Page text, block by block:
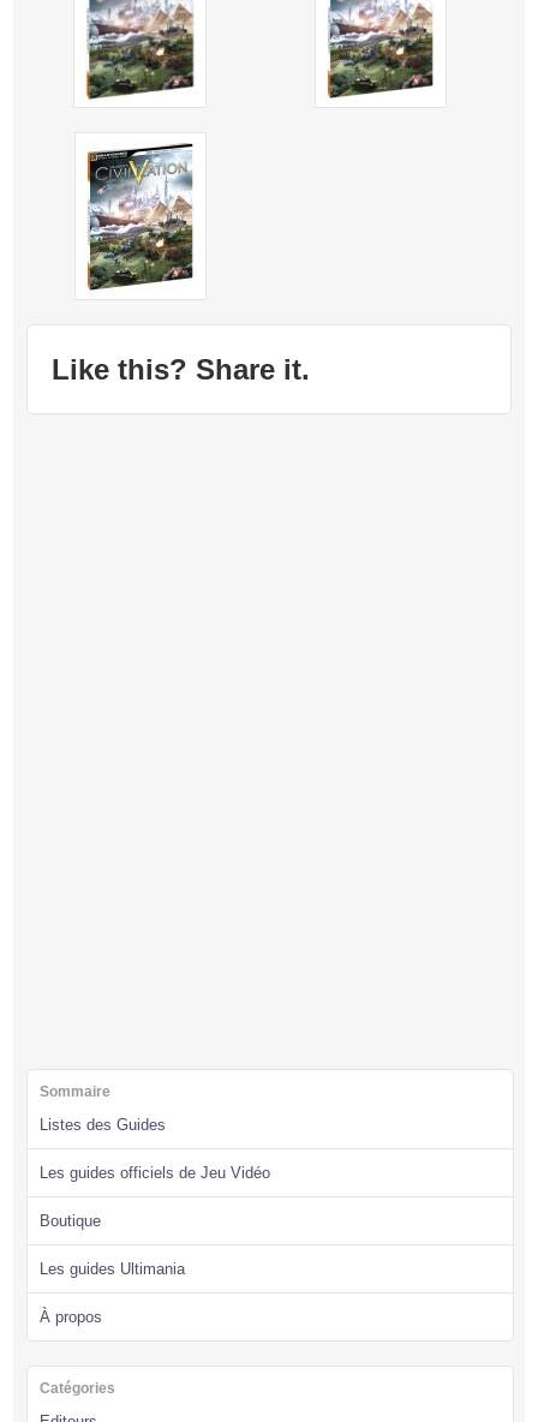
Like this? Share it.
Sommaire
Listes des Guides
Les guides officiels de Jeu Vidéo
Boutique
Les guides Ultimania
À propos
Catégories